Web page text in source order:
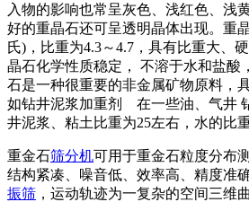
入物的影响也常呈灰色、浅红色、浅
好的重晶石还可呈透明晶体出现。重
氏)，比重为4.3～4.7，具有比重大、
晶石化学性质稳定， 不溶于水和盐酸
石是一种很重要的非金属矿物原料，
如钻井泥浆加重剂 在一些油、气井
井泥浆、粘土比重为25左右，水的比重
重金石筛分机可用于重金石粒度分布
结构紧凑、噪音低、效率高、精度准
振筛 ，运动轨迹为一复杂的空间三维